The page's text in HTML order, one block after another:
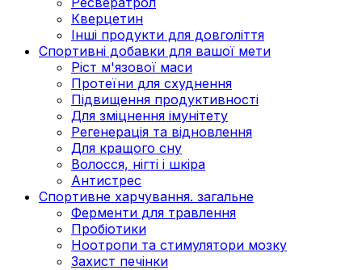
Кверцетин
Інші продукти для довголіття
Спортивні добавки для вашої мети
Ріст м'язової маси
Протеїни для схуднення
Підвищення продуктивності
Для зміцнення імунітету
Регенерація та відновлення
Для кращого сну
Волосся, нігті і шкіра
Антистрес
Спортивне харчування. загальне
Ферменти для травлення
Пробіотики
Ноотропи та стимулятори мозку
Захист печінки